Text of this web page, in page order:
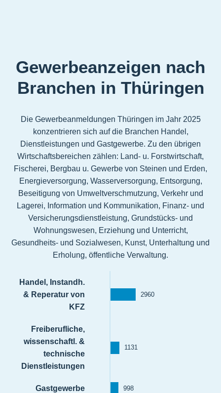
Gewerbeanzeigen nach
Branchen in Thüringen
Die Gewerbeanmeldungen Thüringen im Jahr 2025
konzentrieren sich auf die Branchen Handel,
Dienstleistungen und Gastgewerbe. Zu den übrigen
Wirtschaftsbereichen zählen: Land- u. Forstwirtschaft,
Fischerei, Bergbau u. Gewerbe von Steinen und Erden,
Energieversorgung, Wasserversorgung, Entsorgung,
Beseitigung von Umweltverschmutzung, Verkehr und
Lagerei, Information und Kommunikation, Finanz- und
Versicherungsdienstleistung, Grundstücks- und
Wohnungswesen, Erziehung und Unterricht,
Gesundheits- und Sozialwesen, Kunst, Unterhaltung und
Erholung, öffentliche Verwaltung.
Handel, Instandh.
& Reperatur von
KFZ
2960
Freiberufliche,
wissenschaftl. &
technische
Dienstleistungen
1131
Gastgewerbe 998